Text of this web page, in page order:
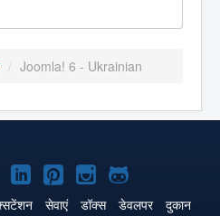
/ Joomla! 6 - Ukrainian
Joomla!
LinkedIn
Joomla!
Pinterest
Joomla!
Instagram
Joomla!
GitHub
सेवाएं डॉक्स डेवलपर दुकान